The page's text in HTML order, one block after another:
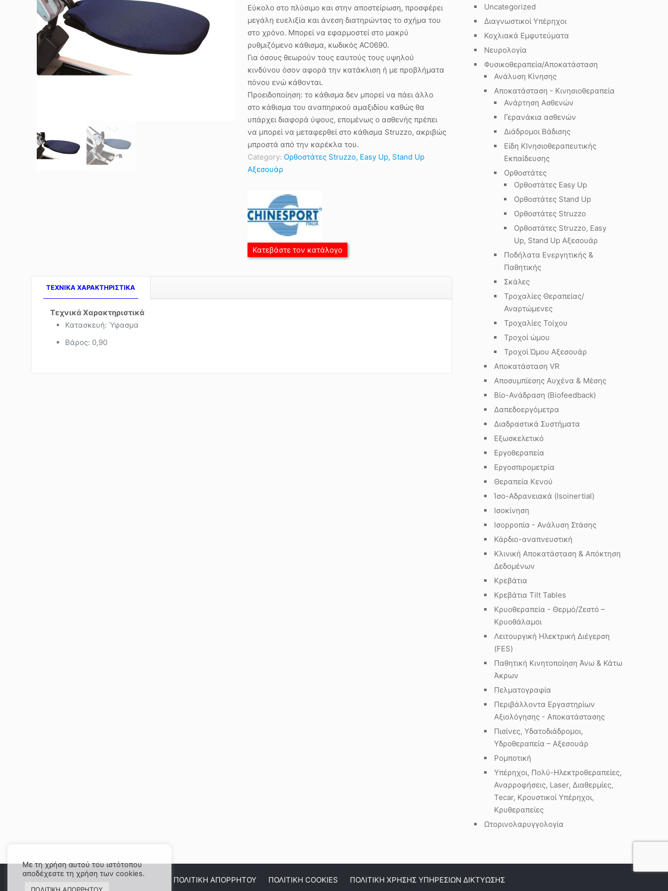
Εύκολο στο πλύσιμο και στην αποστείρωση, προσφέρει
μεγάλη ευελιξία και άνεση διατηρώντας το σχήμα του
στο χρόνο. Μπορεί να εφαρμοστεί στο μακρύ
ρυθμιζόμενο κάθισμα, κωδικός AC0690.
Για όσους θεωρούν τους εαυτούς τους υψηλού
κινδύνου όσον αφορά την κατάκλιση ή με προβλήματα
πόνου ενώ κάθονται.
Προειδοποίηση: το κάθισμα δεν μπορεί να πάει άλλο
στο κάθισμα του αναπηρικού αμαξιδίου καθώς θα
υπάρχει διαφορά ύψους, επομένως ο ασθενής πρέπει
να μπορεί να μεταφερθεί στο κάθισμα Struzzo, ακριβώς
μπροστά από την καρέκλα του.
Category: Ορθοστάτες Struzzo, Easy Up, Stand Up
Αξεσουάρ
Κατεβάστε τον κατάλογο
TEXNIKA ΧΑΡΑΚΤΗΡΙΣΤΙΚΑ
Τεχνικά Χαρακτηριστικά
Κατασκευή: Ύφασμα
Βάρος: 0,90
Uncategorized
Διαγνωστικοί Υπέρηχοι
Κοχλιακά Εμφυτεύματα
Νευρολογία
Φυσικοθεραπεία/Αποκατάσταση
Ανάλυση Κίνησης
Αποκατάσταση - Κινησιοθεραπεία
Ανάρτηση Ασθενών
Γερανάκια ασθενών
Διάδρομοι Βάδισης
Είδη ΚΙνησιοθεραπευτικής
Εκπαίδευσης
Ορθοστάτες
Ορθοστάτες Easy Up
Ορθοστάτες Stand Up
Ορθοστάτες Struzzo
Ορθοστάτες Struzzo, Easy
Up, Stand Up Αξεσουάρ
Ποδήλατα Ενεργητικής &
Παθητικής
Σκάλες
Τροχαλίες Θεραπείας/
Αναρτώμενες
Τροχαλίες Τοίχου
Τροχοί ώμου
Τροχοί Ώμου Αξεσουάρ
Αποκατάσταση VR
Αποσυμπίεσης Αυχένα & Μέσης
Βίο-Ανάδραση (Biofeedback)
Δαπεδοεργόμετρα
Διαδραστικά Συστήματα
Εξωσκελετικό
Εργοθεραπεία
Εργοσπιρομετρία
Θεραπεία Κενού
Ίσο-Αδρανειακά (Isoinertial)
Ισοκίνηση
Ισορροπία - Ανάλυση Στάσης
Κάρδιο-αναπνευστική
Κλινική Αποκατάσταση & Απόκτηση
Δεδομένων
Κρεβάτια
Κρεβάτια Tilt Tables
Κρυοθεραπεία - Θερμό/Ζεστό –
Κρυοθάλαμοι
Λειτουργική Ηλεκτρική Διέγερση
(FES)
Παθητική Κινητοποίηση Άνω & Κάτω
Άκρων
Πελματογραφία
Περιβάλλοντα Εργαστηρίων
Αξιολόγησης - Αποκατάστασης
Πισίνες, Υδατοδιάδρομοι,
Υδροθεραπεία – Αξεσουάρ
Ρομποτική
Υπέρηχοι, Πολύ-Ηλεκτροθεραπείες,
Αναρροφήσεις, Laser, Διαθερμίες,
Tecar, Κρουστικοί Υπέρηχοι,
Κρυθεραπείες
Ωτορινολαρυγγολογία
ΠΟΛΙΤΙΚΗ ΑΠΟΡΡΗΤΟΥ ΠΟΛΙΤΙΚΗ COOKIES ΠΟΛΙΤΙΚΗ ΧΡΗΣΗΣ ΥΠΗΡΕΣΙΩΝ ΔΙΚΤΥΩΣΗΣ
Με τη χρήση αυτού του ιστότοπου
αποδέχεστε τη χρήση των cookies.